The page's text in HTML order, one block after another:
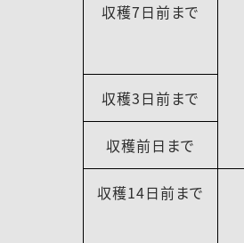
収穫7日前まで
収穫3日前まで
収穫前日まで
収穫14日前まで